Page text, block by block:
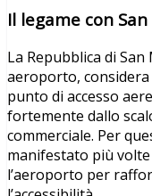
Il legame con
La Repubblica di
aeroporto, considera
punto di accesso
fortemente dallo
commerciale. Per
manifestato più
l’aeroporto per